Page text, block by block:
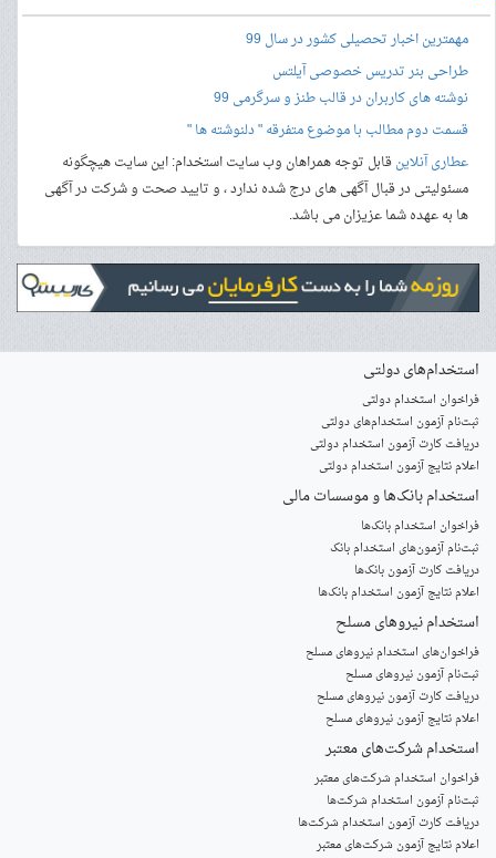
مهمترین اخبار تحصیلی کشور در سال 99
طراحی بنرتدریس خصوصی آیلتس
نوشته های کاربران در قالب طنز و سرگرمی 99
قسمت دوم مطالب با موضوع متفرقه " دلنوشته ها "
عطاری آنلاینقابل توجه همراهان وب سایت استخدام: این سایت هیچگونه
مسئولیتی در قبال آگهی های درج شده ندارد ، و تایید صحت و شرکت در آگهی
ها به عهده شما عزیزان می باشد.
استخدام‌های دولتی
فراخوان استخدام دولتی
ثبت‌نام آزمون‌ استخدام‌های دولتی
دریافت کارت آزمون استخدام دولتی
اعلام نتایج آزمون استخدام دولتی
استخدام‌ بانک‌ها و موسسات مالی
فراخوان استخدام بانک‌ها
‌ثبت‌نام آزمون‌های استخدام بانک
دریافت کارت آزمون بانک‌ها
اعلام نتایج آزمون استخدام بانک‌ها
استخدام‌ نیروهای مسلح
‌فراخوان‌های استخدام‌ نیروهای مسلح
ثبت‌نام آزمون نیروهای مسلح
دریافت کارت آزمون نیروهای مسلح
اعلام نتایج آزمون نیروهای مسلح
استخدام‌ شرکت‌های معتبر
فراخوان استخدام شرکت‌های معتبر
ثبت‌نام آزمون استخدام شرکت‌ها
دریافت کارت آزمون استخدام شرکت‌ها
اعلام نتایج آزمون شرکت‌های معتبر